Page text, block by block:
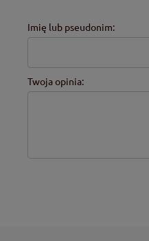
Imię lub pseudonim:
Twoja opinia: